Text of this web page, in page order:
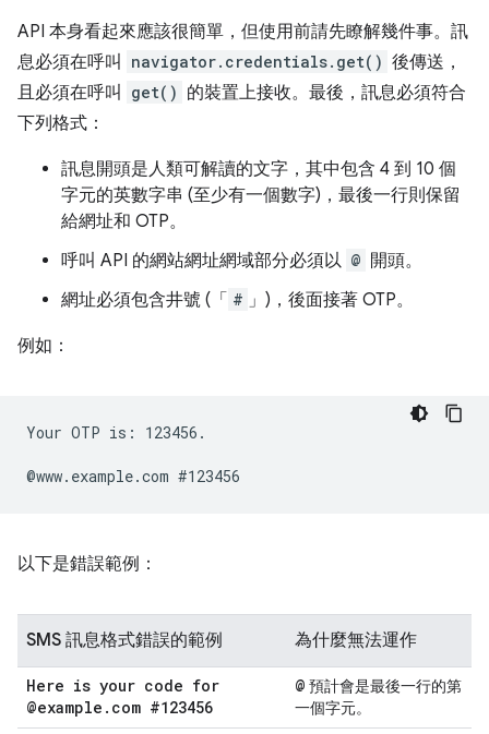
API 本身看起來應該很簡單，但使用前請先瞭解幾件事。訊
息必須在呼叫
navigator.credentials.get() 後傳送，
且必須在呼叫
get() 的裝置上接收。最後，訊息必須符合
下列格式：
訊息開頭是人類可解讀的文字，其中包含 4 到 10 個
字元的英數字串 (至少有一個數字)，最後一行則保留
給網址和 OTP。
呼叫 API 的網站網址網域部分必須以 @ 開頭。
網址必須包含井號 (「 # 」)，後面接著 OTP。
例如：
Your OTP is: 123456.
以下是錯誤範例：
SMS 訊息格式錯誤的範例 為什麼無法運作
Here is your code for
@example . com #123456
@ 預計會是最後一行的第
一個字元。